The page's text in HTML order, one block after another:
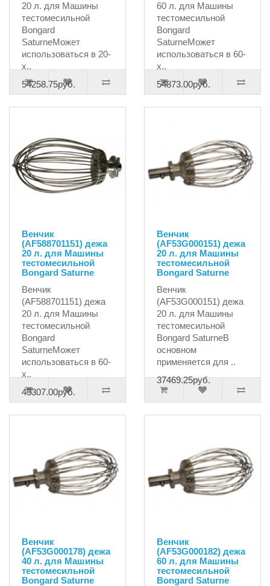
20 л. для Машины
тестомесильной
Bongard
SaturneМожет
использоваться в 20-
х..
54258.75руб.
60 л. для Машины
тестомесильной
Bongard
SaturneМожет
использоваться в 60-
х..
54873.00руб.
Венчик
(AF588701151) дежа
20 л. для Машины
тестомесильной
Bongard Saturne
Венчик
(AF588701151) дежа
20 л. для Машины
тестомесильной
Bongard
SaturneМожет
использоваться в 60-
х..
43307.00руб.
Венчик
(AF53G000151) дежа
20 л. для Машины
тестомесильной
Bongard Saturne
Венчик
(AF53G000151) дежа
20 л. для Машины
тестомесильной
Bongard SaturneВ
основном
применяется для ..
37469.25руб.
Венчик
(AF53G000178) дежа
40 л. для Машины
тестомесильной
Bongard Saturne
Венчик
(AF53G000182) дежа
60 л. для Машины
тестомесильной
Bongard Saturne